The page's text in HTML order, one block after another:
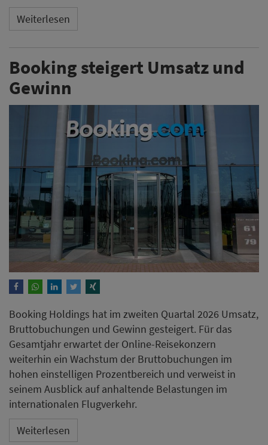
Weiterlesen
Booking steigert Umsatz und
Gewinn
Booking Holdings hat im zweiten Quartal 2026 Umsatz,
Bruttobuchungen und Gewinn gesteigert. Für das
Gesamtjahr erwartet der Online-Reisekonzern
weiterhin ein Wachstum der Bruttobuchungen im
hohen einstelligen Prozentbereich und verweist in
seinem Ausblick auf anhaltende Belastungen im
internationalen Flugverkehr.
Weiterlesen